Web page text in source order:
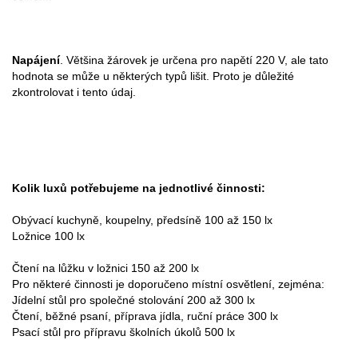
Napájení. Většina žárovek je určena pro napětí 220 V, ale tato
hodnota se může u některých typů lišit. Proto je důležité
zkontrolovat i tento údaj.
Kolik luxů potřebujeme na jednotlivé činnosti:
Obývací kuchyně, koupelny, předsíně 100 až 150 lx
Ložnice 100 lx
Čtení na lůžku v ložnici 150 až 200 lx
Pro některé činnosti je doporučeno místní osvětlení, zejména:
Jídelní stůl pro společné stolování 200 až 300 lx
Čtení, běžné psaní, příprava jídla, ruční práce 300 lx
Psací stůl pro přípravu školních úkolů 500 lx